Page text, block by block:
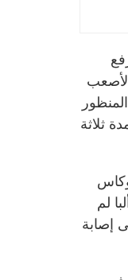
ثلاثة
لم
إصابة